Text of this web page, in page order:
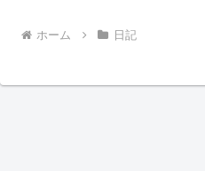
ホーム 日記